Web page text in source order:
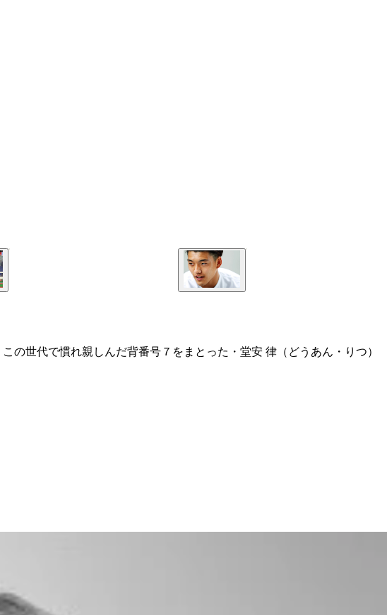
の世代で慣れ親しんだ背番号７をまとった・堂安 律（どうあん・りつ）